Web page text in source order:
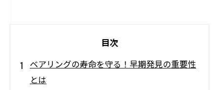
目次
ベアリングの寿命を守る！早期発見の重要性
とは